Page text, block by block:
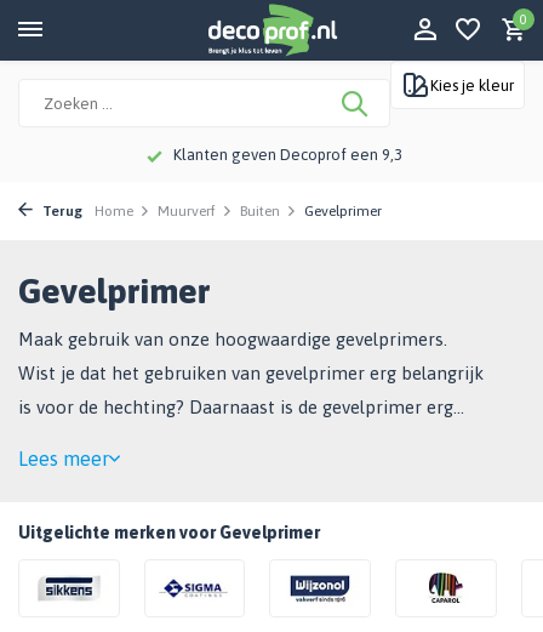
0
Kies je kleur
Meer dan 115 jaar kennis en ervaring
Terug Home Muurverf Buiten Gevelprimer
Gevelprimer
Maak gebruik van onze hoogwaardige gevelprimers.
Wist je dat het gebruiken van gevelprimer erg belangrijk
is voor de hechting? Daarnaast is de gevelprimer erg
Lees meer
Uitgelichte merken voor Gevelprimer